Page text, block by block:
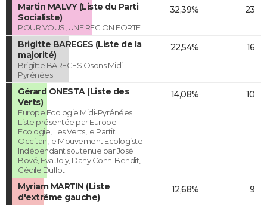
Martin MALVY (Liste du Parti
Socialiste)
POUR VOUS, UNE REGION FORTE
32,39% 23
Brigitte BAREGES (Liste de la
majorité)
Brigitte BAREGES Osons Midi-
Pyrénées
22,54% 16
Gérard ONESTA (Liste des
Verts)
Europe Ecologie Midi-Pyrénées
Liste présentée par Europe
Ecologie, Les Verts, le Partit
Occitan, le Mouvement Ecologiste
Indépendant soutenue par José
Bové, Eva Joly, Dany Cohn-Bendit,
Cécile Duflot
14,08% 10
Myriam MARTIN (Liste
d'extrême gauche)
12,68% 9